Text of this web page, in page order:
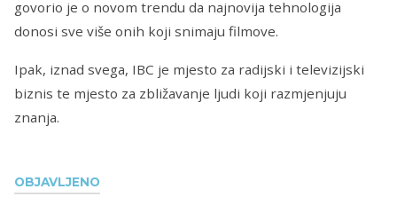
OBJAVLJENO
govorio je o novom trendu da najnovija tehnologija
donosi sve više onih koji snimaju filmove.
Ipak, iznad svega, IBC je mjesto za radijski i televizijski
biznis te mjesto za zbližavanje ljudi koji razmjenjuju
znanja.